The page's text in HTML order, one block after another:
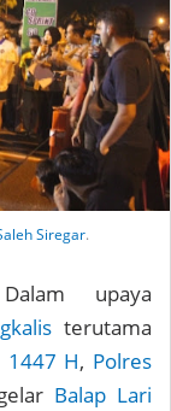
Siregar.
upaya
terutama
1447 H, Polres
Balap Lari